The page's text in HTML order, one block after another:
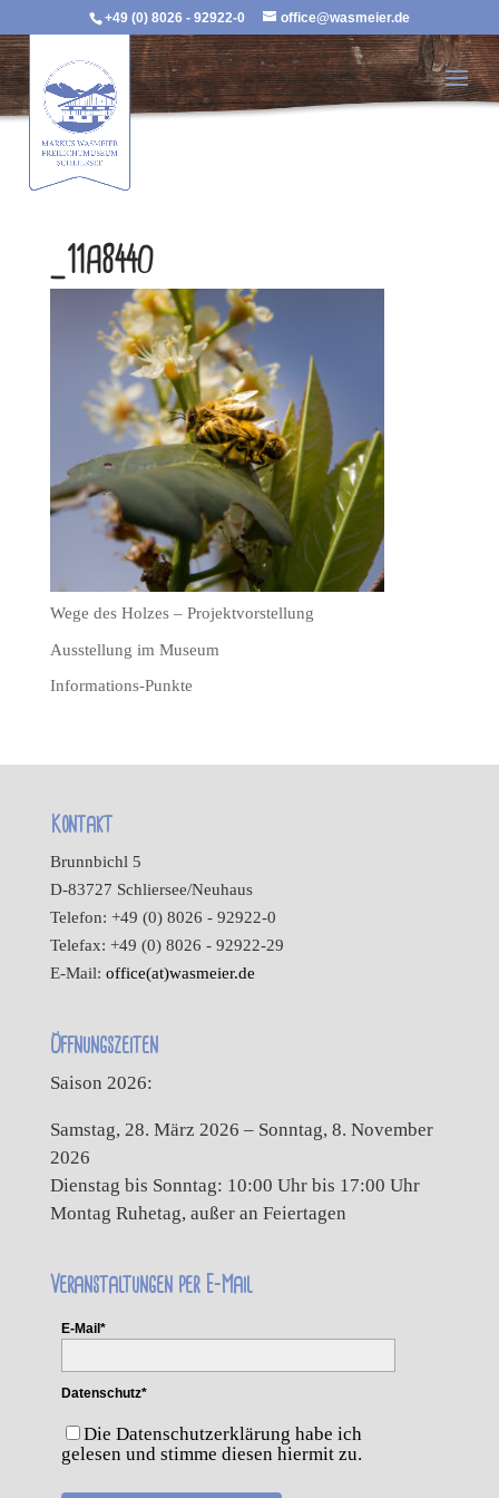
+49 (0) 8026 - 92922-0 office@wasmeier.de
_11A8440
Wege des Holzes – Projektvorstellung
Ausstellung im Museum
Informations-Punkte
Kontakt
Brunnbichl 5
D-83727 Schliersee/Neuhaus
Telefon: +49 (0) 8026 - 92922-0
Telefax: +49 (0) 8026 - 92922-29
E-Mail: office(at)wasmeier.de
Öffnungszeiten
Saison 2026:
Samstag, 28. März 2026 – Sonntag, 8. November
2026
Dienstag bis Sonntag: 10:00 Uhr bis 17:00 Uhr
Montag Ruhetag, außer an Feiertagen
Veranstaltungen per E-Mail
E-Mail*
Datenschutz*
Die Datenschutzerklärung habe ich
gelesen und stimme diesen hiermit zu.